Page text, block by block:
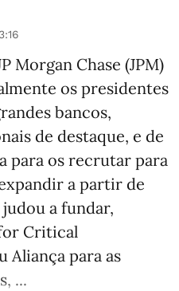
Morgan Chase (JPM)
os presidentes
bancos,
de destaque, e de
para os recrutar para
a partir de
a fundar,
Critical
Aliança para as
...